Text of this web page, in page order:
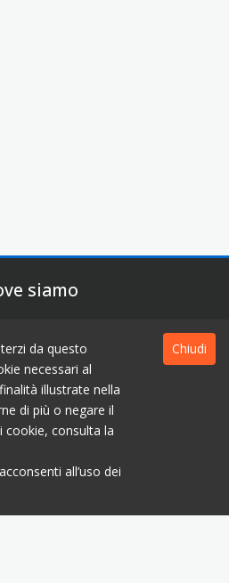
da questo
necessari al
illustrate nella
di più o negare il
cookie, consulta la
all’uso dei
Chiudi
siamo
7 - Milano (MI)
04156070155
USAL8PV
sulla privacy